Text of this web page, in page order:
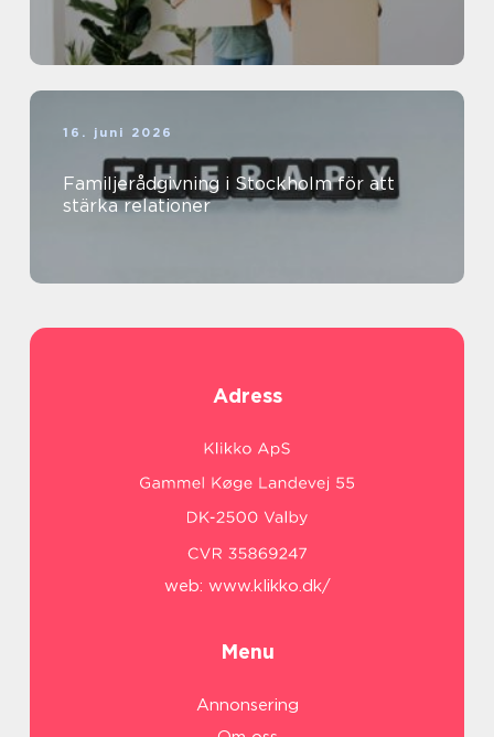
16. juni 2026
Familjerådgivning i Stockholm för att
stärka relationer
Adress
web: www.klikko.dk/
Menu
Annonsering